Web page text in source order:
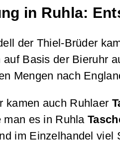
in Ruhla:
der Thiel-Brüder
auf Basis der Bieruhr
Mengen nach
kamen auch Ruhlaer
man es in Ruhla
im Einzelhandel viel